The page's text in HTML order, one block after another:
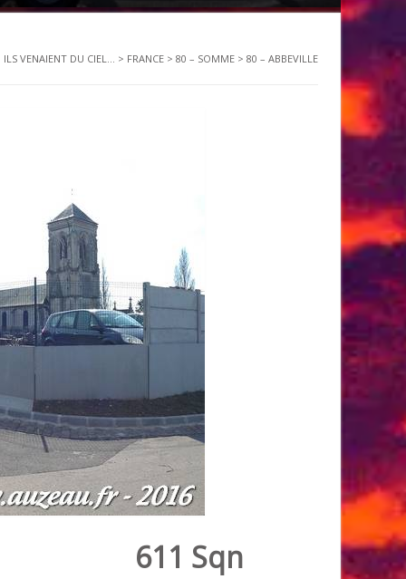
ILS VENAIENT DU CIEL... > FRANCE > 80 – SOMME > 80 – ABBEVILLE
611 Sqn